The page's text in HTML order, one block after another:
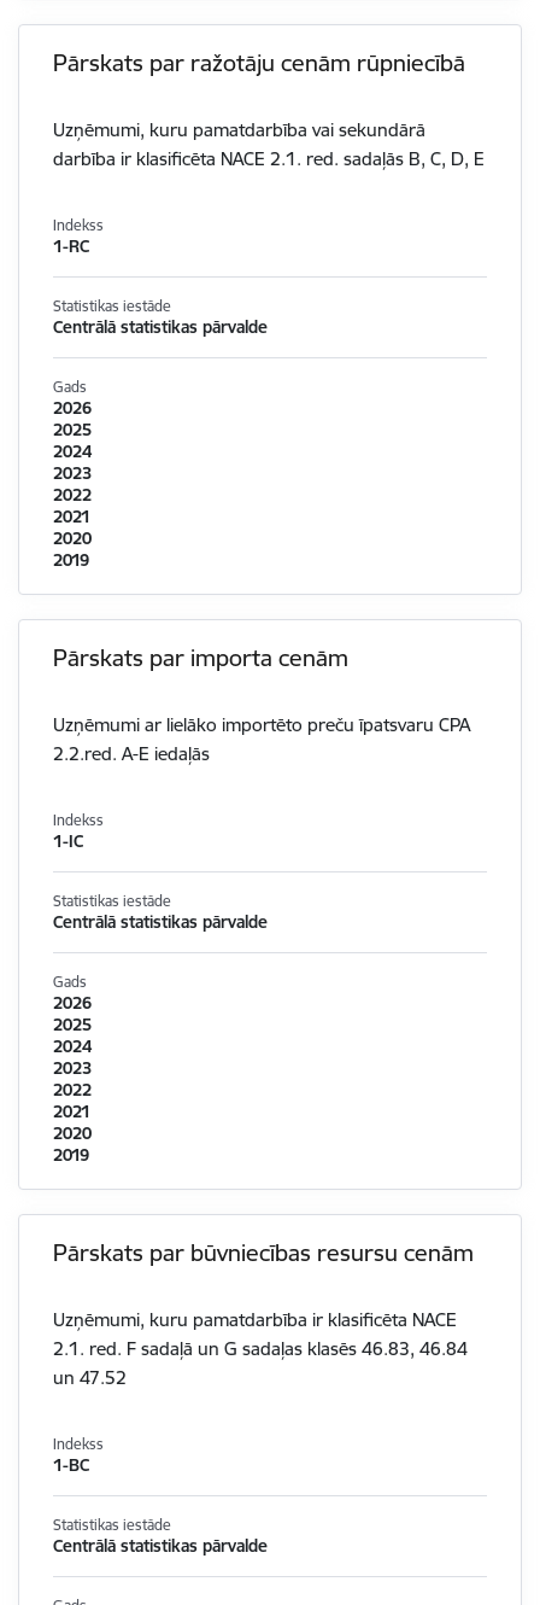
Pārskats par ražotāju cenām rūpniecībā
Uzņēmumi, kuru pamatdarbība vai sekundārā
darbība ir klasificēta NACE 2.1. red. sadaļās B, C, D, E
Indekss
1-RC
Statistikas iestāde
Centrālā statistikas pārvalde
Gads
2026
2025
2024
2023
2022
2021
2020
2019
Pārskats par importa cenām
Uzņēmumi ar lielāko importēto preču īpatsvaru CPA
2.2.red. A-E iedaļās
Indekss
1-IC
Statistikas iestāde
Centrālā statistikas pārvalde
Gads
2026
2025
2024
2023
2022
2021
2020
2019
Pārskats par būvniecības resursu cenām
Uzņēmumi, kuru pamatdarbība ir klasificēta NACE
2.1. red. F sadaļā un G sadaļas klasēs 46.83, 46.84
un 47.52
Indekss
1-BC
Statistikas iestāde
Centrālā statistikas pārvalde